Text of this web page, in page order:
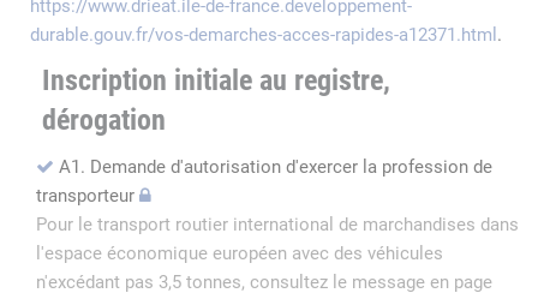
https://www.drieat.ile-de-france.developpement-
durable.gouv.fr/vos-demarches-acces-rapides-a12371.html .
Inscription initiale au registre,
dérogation
A1. Demande d'autorisation d'exercer la profession de
transporteur
Pour le transport routier international de marchandises dans
l'espace économique européen avec des véhicules
n'excédant pas 3,5 tonnes, consultez le message en page